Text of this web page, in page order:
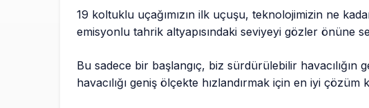
19 koltuklu uçağımızın ilk uçuşu, teknolojimizin ne
emisyonlu tahrik altyapısındaki seviyeyi gözler önüne
Bu sadece bir başlangıç, biz sürdürülebilir havacılığın
havacılığı geniş ölçekte hızlandırmak için en iyi çözüm